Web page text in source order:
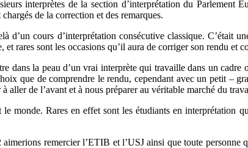
interprètes de la section d’interprétation du
de la correction et des remarques.
d’un cours d’interprétation consécutive classique.
rares sont les occasions qu’il aura de corriger son rendu et
dans la peau d’un vrai interprète qui travaille dans un
que de comprendre le rendu, cependant avec un petit –
aller de l’avant et à nous préparer au véritable marché du
le monde. Rares en effet sont les étudiants en
remercier l’ETIB et l’USJ ainsi que toute